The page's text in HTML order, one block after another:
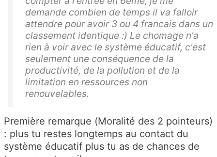
demande combien de temps il va falloir
attendre pour avoir 3 ou 4 francais dans un
classement identique :) Le chomage n'a
rien à voir avec le système éducatif, c'est
seulement une conséquence de la
productivité, de la pollution et de la
limitation en ressources non
renouvelables.
Première remarque (Moralité des 2 pointeurs)
: plus tu restes longtemps au contact du
système éducatif plus tu as de chances de